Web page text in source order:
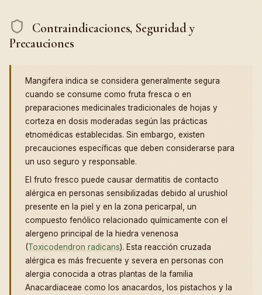
Contraindicaciones, Seguridad y
Precauciones
Mangifera indica se considera generalmente segura
cuando se consume como fruta fresca o en
preparaciones medicinales tradicionales de hojas y
corteza en dosis moderadas según las prácticas
etnomédicas establecidas. Sin embargo, existen
precauciones específicas que deben considerarse para
un uso seguro y responsable.
El fruto fresco puede causar dermatitis de contacto
alérgica en personas sensibilizadas debido al urushiol
presente en la piel y en la zona pericarpal, un
compuesto fenólico relacionado químicamente con el
alergeno principal de la hiedra venenosa
(Toxicodendron radicans). Esta reacción cruzada
alérgica es más frecuente y severa en personas con
alergia conocida a otras plantas de la familia
Anacardiaceae como los anacardos, los pistachos y la